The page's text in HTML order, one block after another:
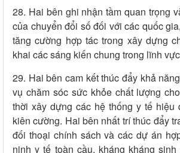
28. Hai bên ghi nhận tầm quan trọng
của chuyển đổi số đối với các quốc
tăng cường hợp tác trong xây dựng
khai các sáng kiến chung trong lĩnh
29. Hai bên cam kết thúc đẩy khả
vụ chăm sóc sức khỏe chất lượng
thời xây dựng các hệ thống y tế hiệu
kiên cường. Hai bên nhất trí thúc đẩy
đối thoại chính sách và các dự án
ninh y tế toàn cầu, kháng kháng